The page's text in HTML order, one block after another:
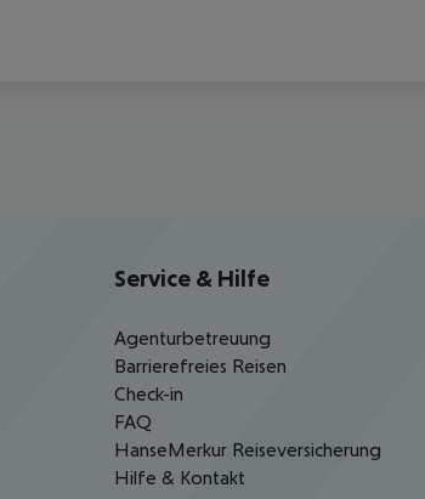
Service & Hilfe
Agenturbetreuung
Barrierefreies Reisen
Check-in
FAQ
HanseMerkur Reiseversicherung
Hilfe & Kontakt